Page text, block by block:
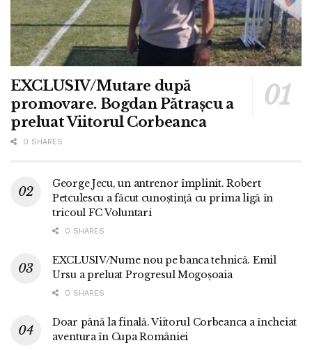
EXCLUSIV/Mutare după
promovare. Bogdan Pătrașcu a
preluat Viitorul Corbeanca
0 SHARES
George Jecu, un antrenor împlinit. Robert
Petculescu a făcut cunoștință cu prima ligă în
tricoul FC Voluntari
0 SHARES
EXCLUSIV/Nume nou pe banca tehnică. Emil
Ursu a preluat Progresul Mogoșoaia
0 SHARES
Doar până la finală. Viitorul Corbeanca a încheiat
aventura în Cupa României